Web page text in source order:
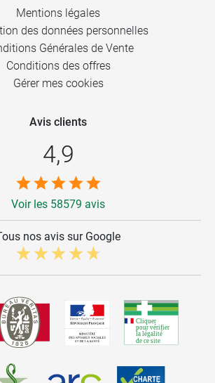
Mentions légales
des données personnelles
Générales de Vente
Conditions des offres
Gérer mes cookies
Avis clients
4,9
Voir les 58579 avis
nos avis sur Google